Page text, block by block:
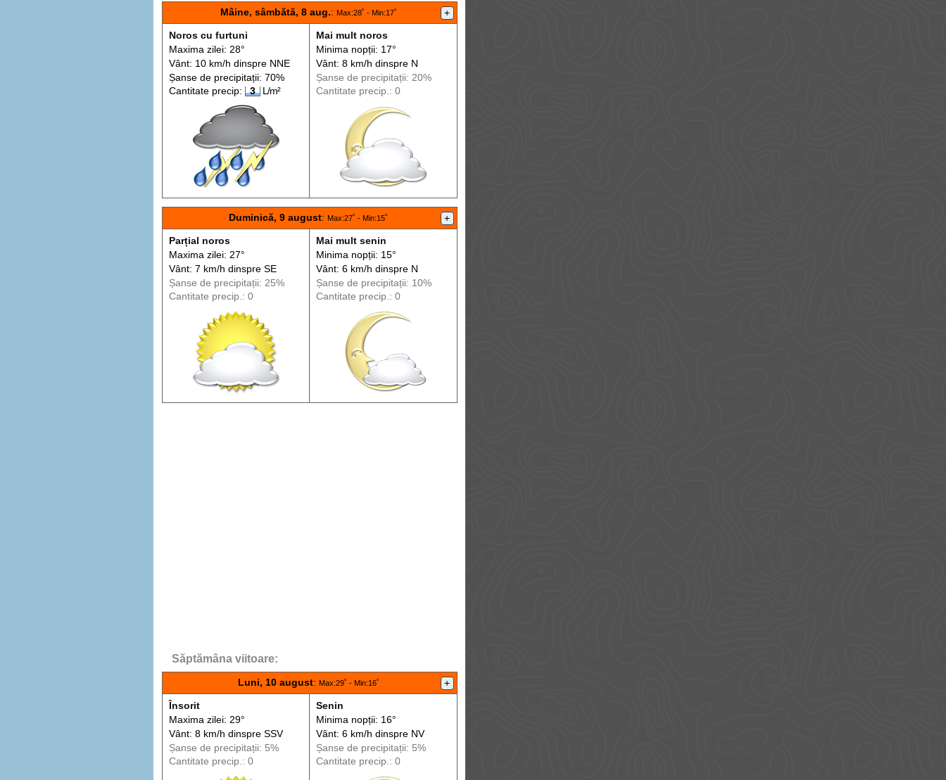
Mâine, sâmbătă, 8 aug.: Max:28˚ - Min:17˚ +
Noros cu furtuni
Maxima zilei: 28°
Vânt: 10 km/h dinspreNNE
Șanse de precipitații: 70%
Cantitate precip:
3 L/m²
Mai mult noros
Minima nopții: 17°
Vânt: 8 km/h dinspreN
Șanse de precipitații: 20%
Cantitate precip.: 0
Duminică, 9 august:Max:27˚ - Min:15˚ +
Parțial noros
Maxima zilei: 27°
Vânt: 7 km/h dinspreSE
Șanse de precipitații: 25%
Cantitate precip.: 0
Mai mult senin
Minima nopții: 15°
Vânt: 6 km/h dinspreN
Șanse de precipitații: 10%
Cantitate precip.: 0
Săptămâna viitoare:
Luni, 10 august: Max:29˚ - Min:16˚ +
Însorit
Maxima zilei: 29°
Vânt: 8 km/h dinspreSSV
Șanse de precipitații: 5%
Cantitate precip.: 0
Senin
Minima nopții: 16°
Vânt: 6 km/h dinspreNV
Șanse de precipitații: 5%
Cantitate precip.: 0